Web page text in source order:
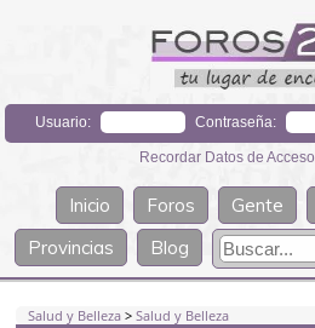
Usuario: Contraseña:
Recordar Datos de Acceso
Inicio Foros Gente
Provincias
Blog
Salud y Belleza >Salud y Belleza